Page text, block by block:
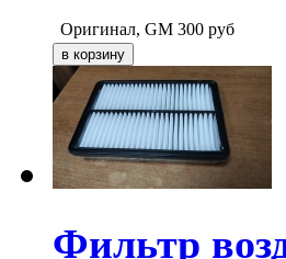
Оригинал, GM 300 руб
Фильтр